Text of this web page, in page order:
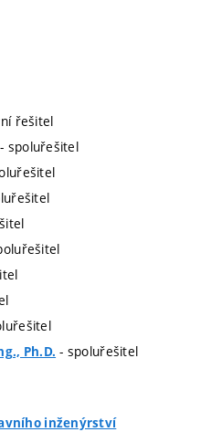
řešitel
- spoluřešitel
Ph.D. - spoluřešitel
inženýrství